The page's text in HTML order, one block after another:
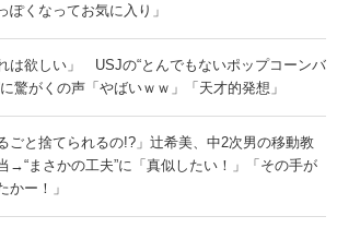
ぽくなってお気に入り」
れは欲しい」 USJの“とんでもないポップコーンバ
驚がくの声「やばいｗｗ」「天才的発想」
ごと捨てられるの!?」辻希美、中2次男の移動教
→“まさかの工夫”に「真似したい！」「その手が
かー！」